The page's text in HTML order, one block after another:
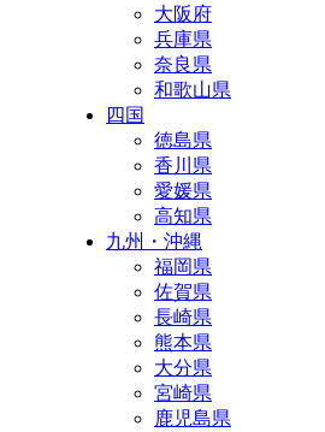
大阪府
兵庫県
奈良県
和歌山県
四国
徳島県
香川県
愛媛県
高知県
九州・沖縄
福岡県
佐賀県
長崎県
熊本県
大分県
宮崎県
鹿児島県